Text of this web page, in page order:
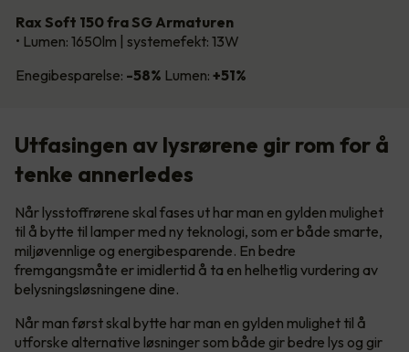
Rax Soft 150 fra SG Armaturen
• Lumen: 1650lm | systemefekt: 13W
Enegibesparelse: -58% Lumen: +51%
Utfasingen av lysrørene gir rom for å
tenke annerledes
Når lysstoffrørene skal fases ut har man en gylden mulighet
til å bytte til lamper med ny teknologi, som er både smarte,
miljøvennlige og energibesparende. En bedre
fremgangsmåte er imidlertid å ta en helhetlig vurdering av
belysningsløsningene dine.
Når man først skal bytte har man en gylden mulighet til å
utforske alternative løsninger som både gir bedre lys og gir